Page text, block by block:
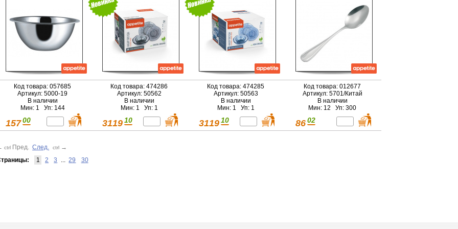
Код товара: 057685
Артикул: 5000-19
В наличии
Мин: 1 Уп: 144
157 00
Код товара: 474286
Артикул: 50562
В наличии
Мин: 1 Уп: 1
3119 10
Код товара: 474285
Артикул: 50563
В наличии
Мин: 1 Уп: 1
3119 10
Код товара: 012677
Артикул: 5701/Китай
В наличии
Мин: 12 Уп: 300
86 02
ctrl Пред. След. ctrl →
1 2 3 ... 29 30